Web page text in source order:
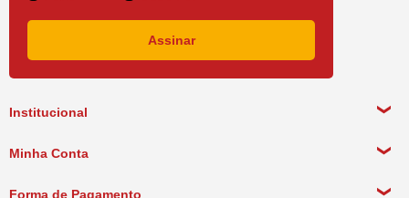
Institucional
Minha Conta
Forma de Pagamento